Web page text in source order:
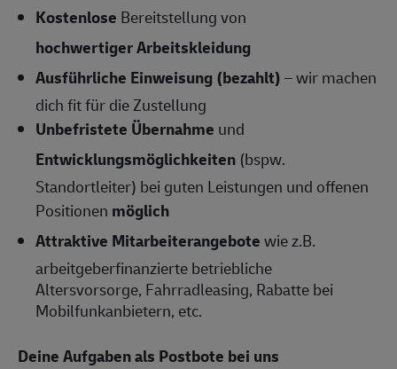
Kostenlose Bereitstellung von
hochwertiger Arbeitskleidung
Ausführliche Einweisung (bezahlt)– wir machen
dich fit für die Zustellung
Unbefristete Übernahme und
Entwicklungsmöglichkeiten (bspw.
Standortleiter) bei guten Leistungen und offenen
Positionen möglich
Attraktive Mitarbeiterangebotewie z.B.
arbeitgeberfinanzierte betriebliche
Altersvorsorge, Fahrradleasing, Rabatte bei
Mobilfunkanbietern, etc.
Deine Aufgaben als Postbote bei uns